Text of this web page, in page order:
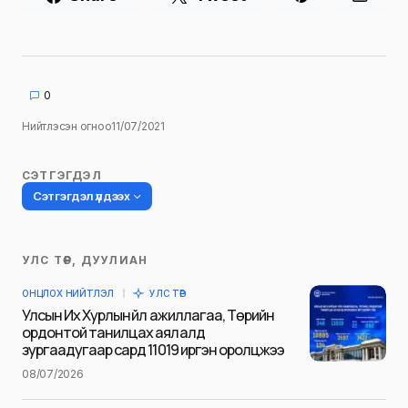
0
Нийтлэсэн огноо11/07/2021
СЭТГЭГДЭЛ
Сэтгэгдэл үлдээх
Таны имэйл хаягийг нийтлэхгүй.
тэмдэглэсэн
Name
УЛС ТӨР, ДУУЛИАН
ОНЦЛОХ НИЙТЛЭЛ УЛС ТӨР
Улсын Их Хурлын үйл ажиллагаа, Төрийн
ордонтой танилцах аялалд
зургаадугаар сард 11019 иргэн оролцжээ
08/07/2026